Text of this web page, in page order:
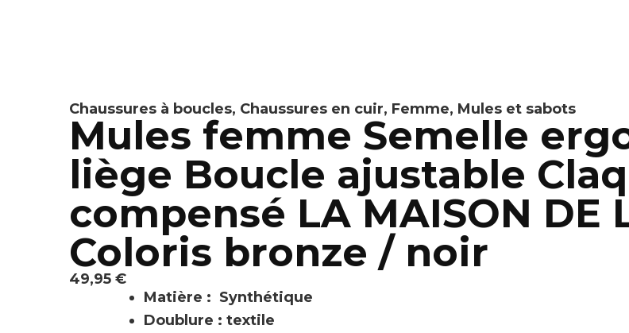
Chaussures à boucles, Chaussures en cuir, Femme, Mules et sabots
Mules femme Semelle
liège Boucle ajustable
compensé LA MAISON DE
Coloris bronze / noir
49,95 €
Matière : Synthétique
Doublure : textile